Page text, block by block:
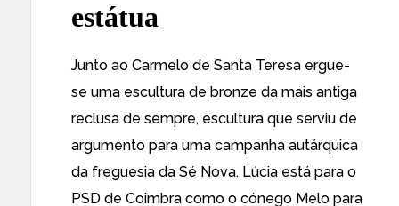
estátua
Junto ao Carmelo de Santa Teresa ergue-
se uma escultura de bronze da mais antiga
reclusa de sempre, escultura que serviu de
argumento para uma campanha autárquica
da freguesia da Sé Nova. Lúcia está para o
PSD de Coimbra como o cónego Melo para